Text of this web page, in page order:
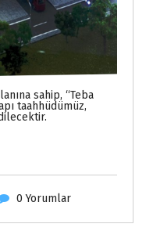
sahip, “Teba
taahhüdümüz,
0 Yorumlar